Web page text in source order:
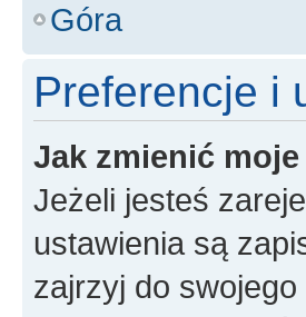
Góra
Preferencje i
Jak zmienić
Jeżeli jesteś
ustawienia są
zajrzyj do